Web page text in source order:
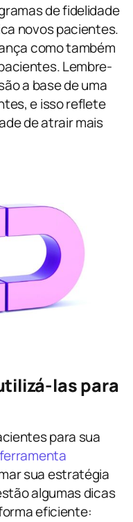
de fidelidade
novos pacientes.
como também
Lembre-
a base de uma
e isso reflete
de atrair mais
las para
para sua
ferramenta
sua estratégia
algumas dicas
eficiente: